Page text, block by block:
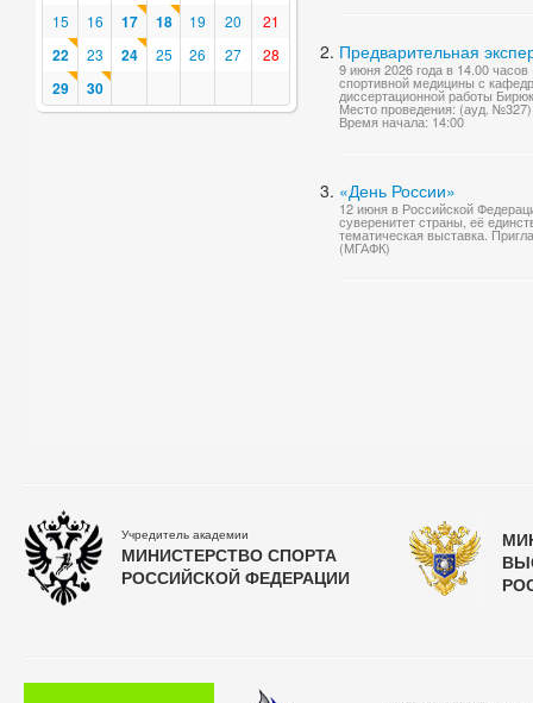
15
16 17 18 19 20 21
22 23 24 25 26 27 28
29 30
Предварительная
9 июня 2026 года в 14.00
спортивной медицины с
диссертационной работы
Место проведения: (ауд.
Время начала: 14:00
«День России»
12 июня в Российской
суверенитет страны, её
тематическая выставка.
(МГАФК)
Учредитель академии
МИНИСТЕРСТВО СПОРТА
РОССИЙСКОЙ ФЕДЕРАЦИИ